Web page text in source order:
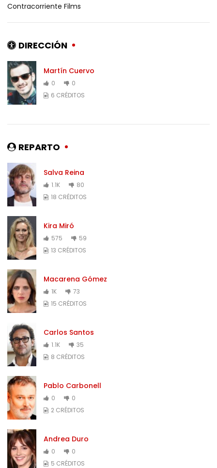
Contracorriente Films
DIRECCIÓN
Martín Cuervo
0
0
6 CRÉDITOS
REPARTO
Salva Reina
1.1K
80
18 CRÉDITOS
Kira Miró
575
59
13 CRÉDITOS
Macarena Gómez
1K
73
15 CRÉDITOS
Carlos Santos
1.1K
35
8 CRÉDITOS
Pablo Carbonell
0
0
2 CRÉDITOS
Andrea Duro
0
0
5 CRÉDITOS